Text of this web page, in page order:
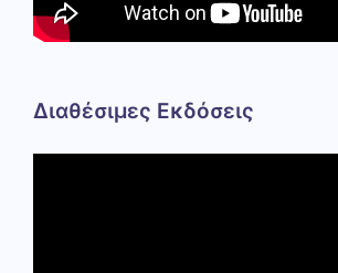
Διαθέσιμες Εκδόσεις